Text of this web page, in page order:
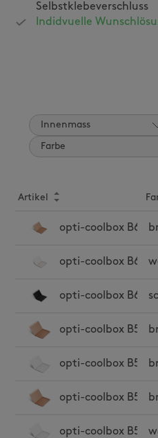
Selbstklebeverschluss
Indidvuelle
Innenmass
Farbe
Artikel
opti-coolbox B6
opti-coolbox B6w
opti-coolbox B6s
opti-coolbox B5
opti-coolbox B5
opti-coolbox B5
opti-coolbox B5w